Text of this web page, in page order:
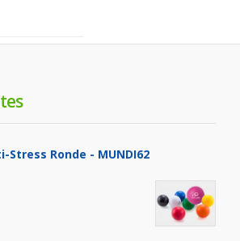
Stress Ronde - MUNDI62